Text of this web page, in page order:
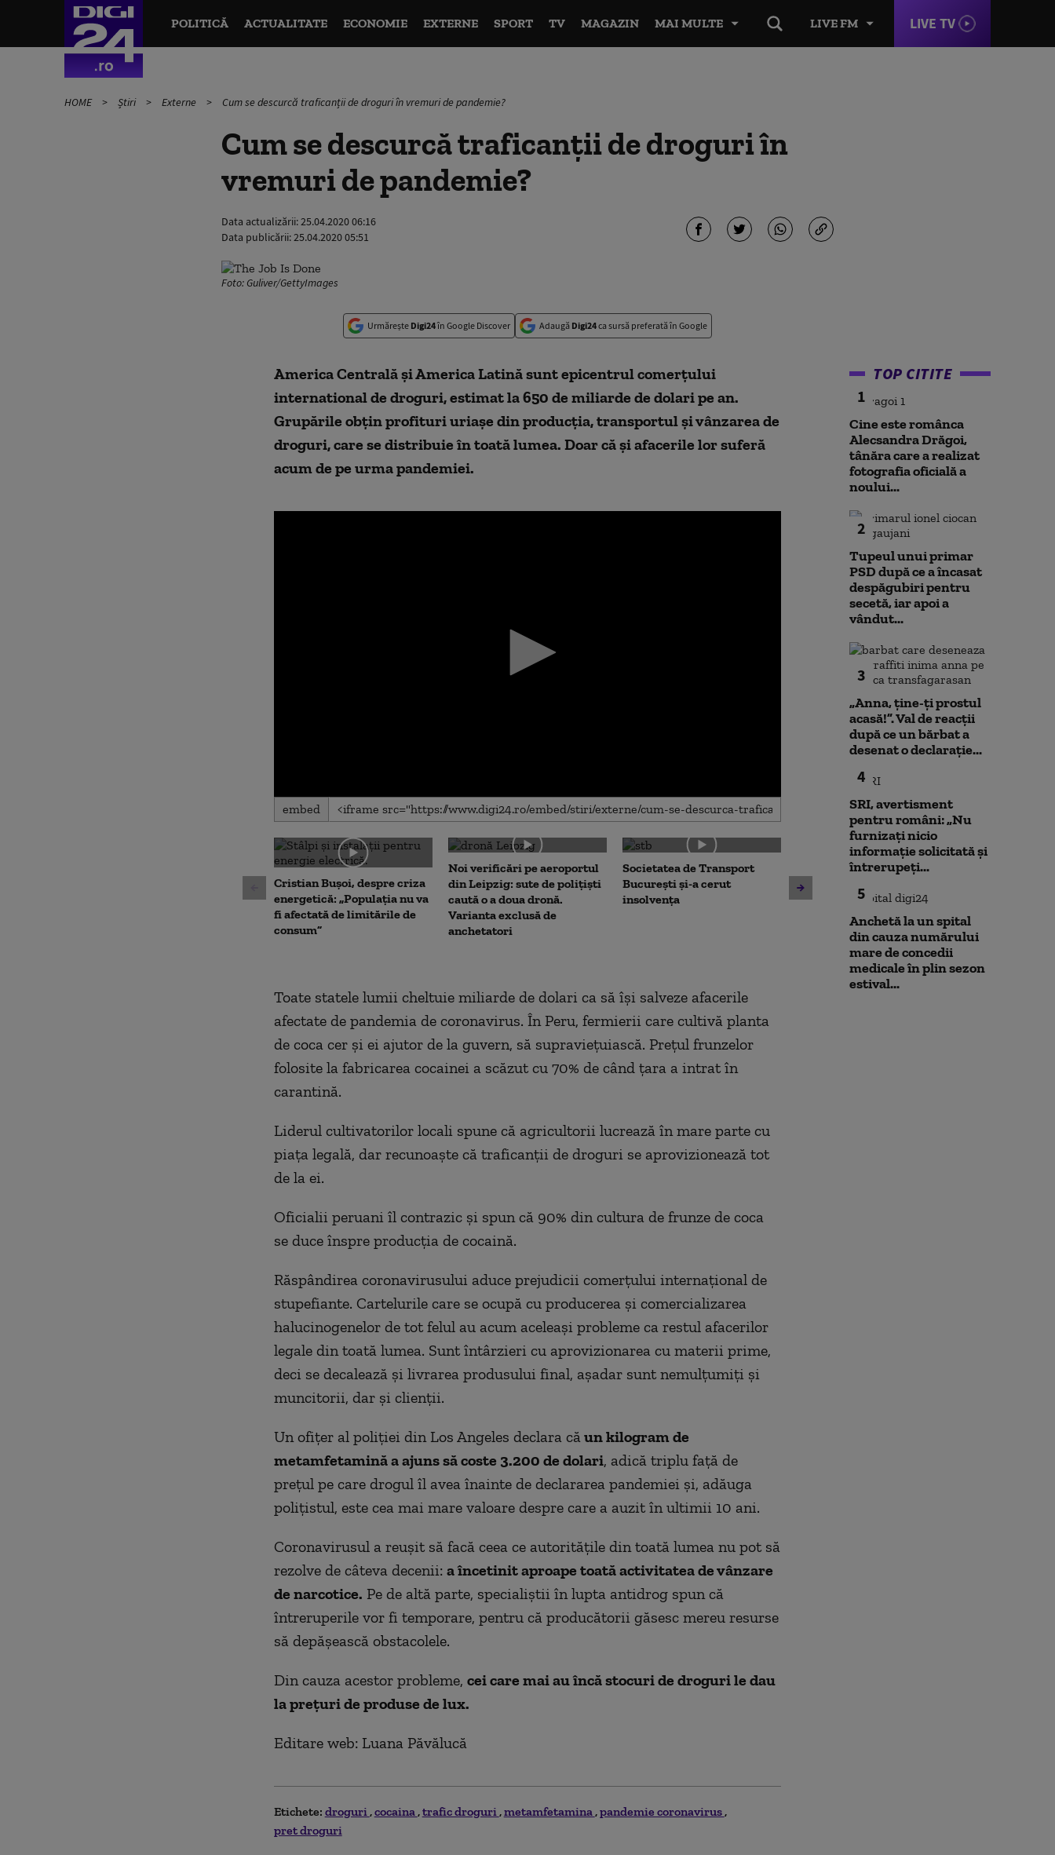
LIVE FM LIVE TV
POLITICĂ ACTUALITATE ECONOMIE EXTERNE SPORT TV MAGAZIN MAI MULTE
HOME Știri Externe Cum se descurcă traficanții de droguri în vremuri de pandemie?
Cum se descurcă traficanții de droguri în
vremuri de pandemie?
Data actualizării:25.04.2020 06:16
Data publicării:25.04.2020 05:51
Foto: Guliver/GettyImages
Urmărește Digi24în Google Discover Adaugă Digi24ca sursă preferată în Google
America Centrală și America Latină sunt epicentrul comerțului
international de droguri, estimat la 650 de miliarde de dolari pe an.
Grupările obțin profituri uriașe din producția, transportul și vânzarea de
droguri, care se distribuie în toată lumea. Doar că și afacerile lor suferă
acum de pe urma pandemiei.
0
seconds
0
seconds Volume
90%
embed
Cristian Bușoi, despre criza
energetică: „Populația nu va
fi afectată de limitările de
consum”
Noi verificări pe aeroportul
din Leipzig: sute de polițiști
caută o a doua dronă.
Varianta exclusă de
anchetatori
Societatea de Transport
București și-a cerut
insolvența
Avertisment de la Bruxelles
după scandalul centralelor
pe cărbune: „Blocarea
angajamentelor din PNRR
poate avea consecințe
financiare”
fără să oferi
Toate statele lumii cheltuie miliarde de dolari ca să își salveze afacerile
afectate de pandemia de coronavirus. În Peru, fermierii care cultivă planta
de coca cer și ei ajutor de la guvern, să supraviețuiască. Prețul frunzelor
folosite la fabricarea cocainei a scăzut cu 70% de când țara a intrat în
carantină.
Liderul cultivatorilor locali spune că agricultorii lucrează în mare parte cu
piața legală, dar recunoaște că traficanții de droguri se aprovizionează tot
de la ei.
Oficialii peruani îl contrazic și spun că 90% din cultura de frunze de coca
se duce înspre producția de cocaină.
Răspândirea coronavirusului aduce prejudicii comerțului internațional de
stupefiante. Cartelurile care se ocupă cu producerea și comercializarea
halucinogenelor de tot felul au acum aceleași probleme ca restul afacerilor
legale din toată lumea. Sunt întârzieri cu aprovizionarea cu materii prime,
deci se decalează și livrarea produsului final, așadar sunt nemulțumiți și
muncitorii, dar și clienții.
Un ofițer al poliției din Los Angeles declara că unkilogram de
metamfetamină a ajuns să coste 3.200 de dolari, adică triplu față de
prețul pe care drogul îl avea înainte de declararea pandemiei și, adăuga
polițistul, este cea mai mare valoare despre care a auzit în ultimii 10 ani.
Coronavirusul a reușit să facă ceea ce autoritățile din toată lumea nu pot să
rezolve de câteva decenii: a încetinit aproape toată activitatea de vânzare
de narcotice. Pe de altă parte, specialiștii în lupta antidrog spun că
întreruperile vor fi temporare, pentru că producătorii găsesc mereu resurse
să depășească obstacolele.
Din cauza acestor probleme, cei care mai au încă stocuri de drogurile dau
la prețuri de produse de lux.
Editare web: Luana Păvălucă
Etichete: droguri cocaina trafic droguri metamfetamina pandemie coronavirus
pret droguri
TOP CITITE
1
Cine este românca
Alecsandra Drăgoi,
tânăra care a realizat
fotografia oficială a
noului...
2
Tupeul unui primar
PSD după ce a încasat
despăgubiri pentru
secetă, iar apoi a
vândut...
3
„Anna, ţine-ţi prostul
acasă!”. Val de reacții
după ce un bărbat a
desenat o declarație...
4
SRI, avertisment
pentru români: „Nu
furnizați nicio
informație solicitată și
întrerupeți...
5
Anchetă la un spital
din cauza numărului
mare de concedii
medicale în plin sezon
estival...